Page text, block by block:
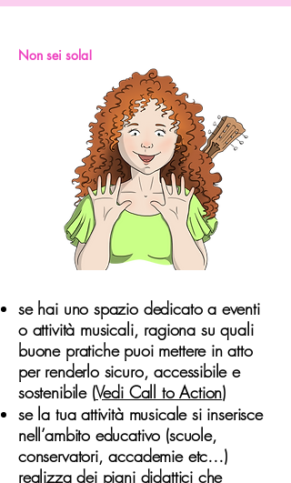
Non sei sola!
se hai uno spazio dedicato a eventi
o attività musicali, ragiona su quali
buone pratiche puoi mettere in atto
per renderlo sicuro, accessibile e
sostenibile (Vedi Call to Action)
se la tua attività musicale si inserisce
nell’ambito educativo (scuole,
conservatori, accademie etc…)
realizza dei piani didattici che